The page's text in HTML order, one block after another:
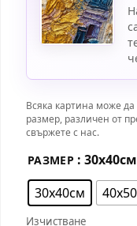
Всяка картина може
размер, различен от
свържете с нас.
РАЗМЕР : 30х40см
30х40см
Изчистване